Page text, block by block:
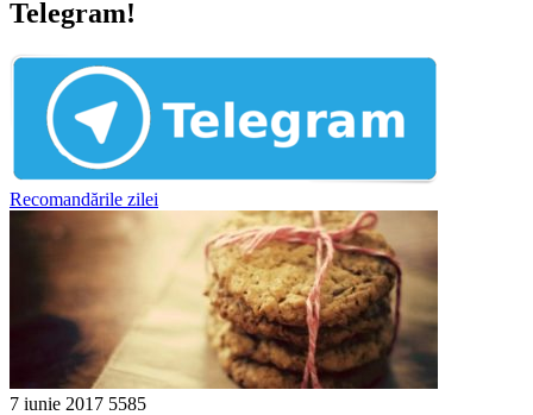
Telegram!
Recomandările zilei
7 iunie 2017 5585